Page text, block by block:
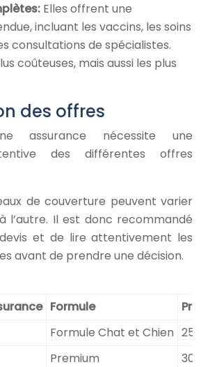
Elles offrent une
incluant les vaccins, les soins
consultations de spécialistes.
coûteuses, mais aussi les plus
des offres
assurance nécessite une
des différentes offres
de couverture peuvent varier
l’autre. Il est donc recommandé
et de lire attentivement les
avant de prendre une décision.
Formule
Formule Chat et Chien
Premium